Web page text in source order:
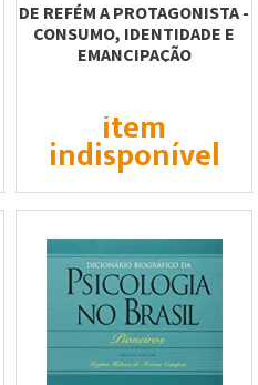
DE REFÉM A PROTAGONISTA -
CONSUMO, IDENTIDADE E
EMANCIPAÇÃO
item
indisponível